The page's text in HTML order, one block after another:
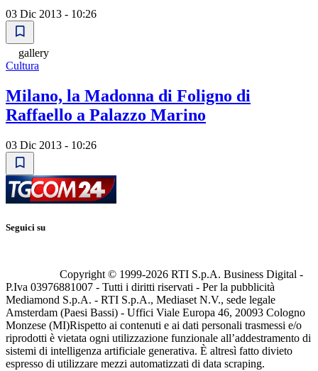
03 Dic 2013 - 10:26
gallery
Cultura
Milano, la Madonna di Foligno di
Raffaello a Palazzo Marino
03 Dic 2013 - 10:26
Seguici su
Copyright © 1999-2026 RTI S.p.A. Business Digital -
P.Iva 03976881007 - Tutti i diritti riservati - Per la pubblicità
Mediamond S.p.A. - RTI S.p.A., Mediaset N.V., sede legale
Amsterdam (Paesi Bassi) - Uffici Viale Europa 46, 20093 Cologno
Monzese (MI)Rispetto ai contenuti e ai dati personali trasmessi e/o
riprodotti è vietata ogni utilizzazione funzionale all’addestramento di
sistemi di intelligenza artificiale generativa. È altresì fatto divieto
espresso di utilizzare mezzi automatizzati di data scraping.